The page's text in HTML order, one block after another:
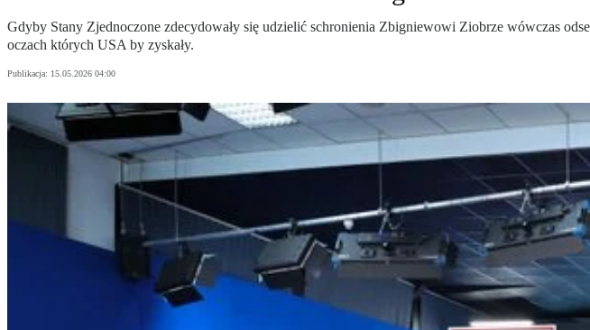
Gdyby Stany Zjednoczone zdecydowały się udzielić schronienia Zbigniewowi Ziobrze wówczas
oczach których USA by zyskały.
Publikacja: 15.05.2026 04:00